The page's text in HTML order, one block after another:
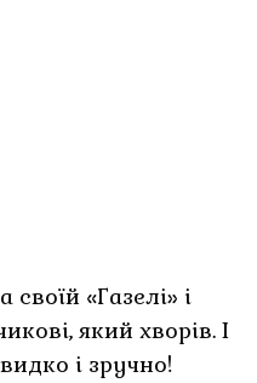
«Газелі» і
який хворів. І
і зручно!